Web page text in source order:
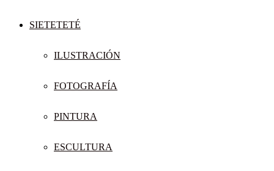
SIETETETÉ
ILUSTRACIÓN
FOTOGRAFÍA
PINTURA
ESCULTURA